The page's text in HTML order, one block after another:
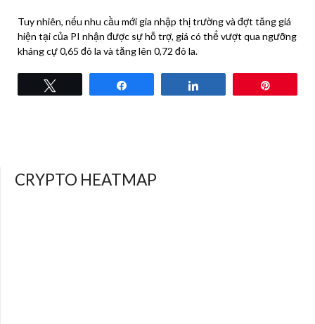
Tuy nhiên, nếu nhu cầu mới gia nhập thị trường và đợt tăng giá
hiện tại của PI nhận được sự hỗ trợ, giá có thể vượt qua ngưỡng
kháng cự 0,65 đô la và tăng lên 0,72 đô la.
CRYPTO HEATMAP